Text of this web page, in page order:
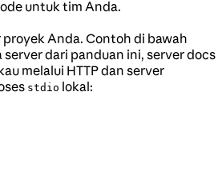
untuk tim Anda.
proyek Anda. Contoh di bawah
dari panduan ini, server docs
melalui HTTP dan server
stdio lokal: